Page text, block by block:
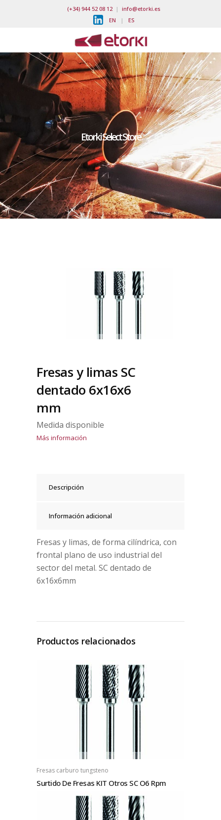
(+34) 944 52 08 12| info@etorki.es
EN | ES
Etorki Select Store
Fresas y limas SC
dentado 6x16x6
mm
Medida disponible
Más información
Descripción
Información adicional
Fresas y limas, de forma cilíndrica, con
frontal plano de uso industrial del
sector del metal. SC dentado de
6x16x6mm
Productos relacionados
Fresas carburo tungsteno
Surtido De Fresas KIT Otros SC O6 Rpm